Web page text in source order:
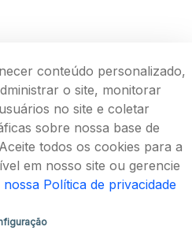
conteúdo personalizado,
o site, monitorar
no site e coletar
sobre nossa base de
todos os cookies para a
em nosso site ou gerencie
nossa Política de privacidade